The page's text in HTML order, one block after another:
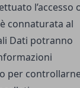
l’accesso
connaturata al
Dati potranno
per